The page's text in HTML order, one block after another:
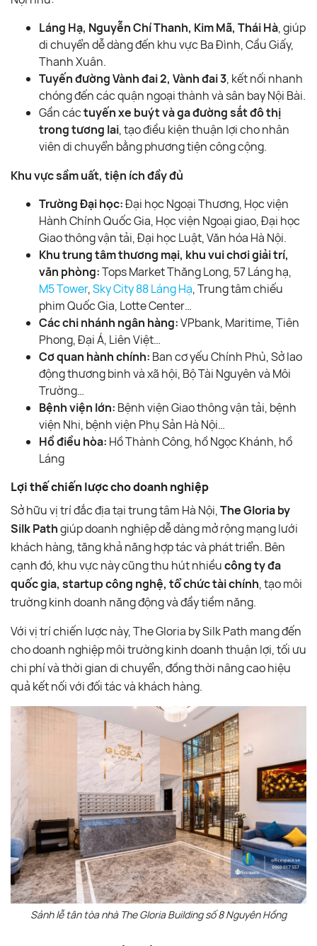
Láng Hạ, Nguyễn Chí Thanh, Kim Mã, Thái Hà, giúp
di chuyển dễ dàng đến khu vực Ba Đình, Cầu Giấy,
Thanh Xuân.
Tuyến đường Vành đai 2, Vành đai 3, kết nối nhanh
chóng đến các quận ngoại thành và sân bay Nội Bài.
Gần cáctuyến xe buýt và ga đường sắt đô thị
trong tương lai, tạo điều kiện thuận lợi cho nhân
viên di chuyển bằng phương tiện công cộng.
Khu vực sầm uất, tiện ích đầy đủ
Trường Đại học:Đại học Ngoại Thương, Học viện
Hành Chính Quốc Gia, Học viện Ngoại giao, Đại học
Giao thông vận tải, Đại học Luật, Văn hóa Hà Nội.
Khu trung tâm thương mại, khu vui chơi giải trí,
văn phòng:Tops Market Thăng Long, 57 Láng hạ,
M5 Tower,Sky City 88 Láng Hạ, Trung tâm chiếu
phim Quốc Gia, Lotte Center…
Các chi nhánh ngân hàng:VPbank, Maritime, Tiên
Phong, Đại Á, Liên Việt…
Cơ quan hành chính: Ban cơ yếu Chính Phủ, Sở lao
động thương binh và xã hội, Bộ Tài Nguyên và Môi
Trường…
Bệnh viện lớn: Bệnh viện Giao thông vận tải, bệnh
viện Nhi, bệnh viện Phụ Sản Hà Nội…
Hồ điều hòa: Hồ Thành Công, hồ Ngọc Khánh, hồ
Láng
Lợi thế chiến lược cho doanh nghiệp
Sở hữu vị trí đắc địa tại trung tâm Hà Nội,The Gloria by
Silk Pathgiúp doanh nghiệp dễ dàng mở rộng mạng lưới
khách hàng, tăng khả năng hợp tác và phát triển. Bên
cạnh đó, khu vực này cũng thu hút nhiềucông ty đa
quốc gia, startup công nghệ, tổ chức tài chính, tạo môi
trường kinh doanh năng động và đầy tiềm năng.
Với vị trí chiến lược này, The Gloria by Silk Path mang đến
cho doanh nghiệp môi trường kinh doanh thuận lợi, tối ưu
chi phí và thời gian di chuyển, đồng thời nâng cao hiệu
quả kết nối với đối tác và khách hàng.
Sảnh lễ tân tòa nhà The Gloria Building số 8 Nguyên Hồng